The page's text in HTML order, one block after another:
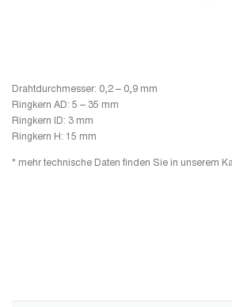
Drahtdurchmesser: 0,2 – 0,9 mm
Ringkern AD: 5 – 35 mm
Ringkern ID: 3 mm
Ringkern H: 15 mm
* mehr technische Daten finden Sie in unserem